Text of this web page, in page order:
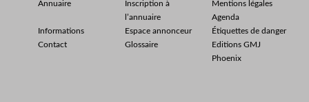
Annuaire
Inscription à
l’annuaire
Mentions légales
Agenda
Informations
Espace annonceur
Étiquettes de danger
Contact
Glossaire
Editions GMJ
Phoenix